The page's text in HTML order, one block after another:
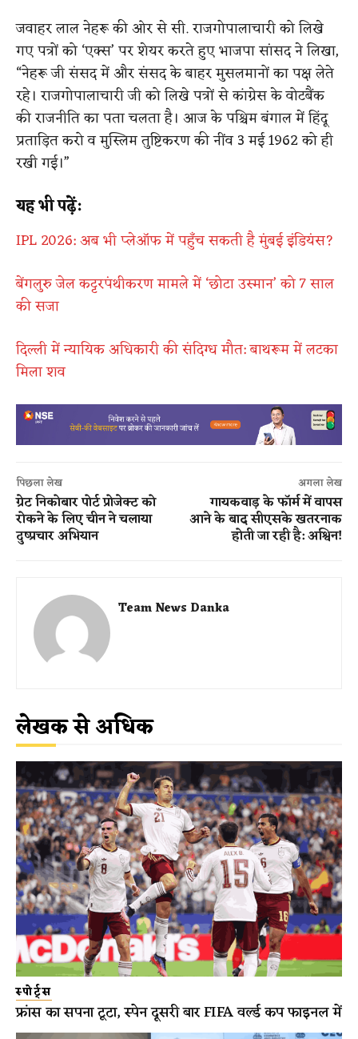
जवाहर लाल नेहरू की ओर से सी. राजगोपालाचारी को लिखे
गए पत्रों को ‘एक्स’ पर शेयर करते हुए भाजपा सांसद ने लिखा,
“नेहरू जी संसद में और संसद के बाहर मुसलमानों का पक्ष लेते
रहे। राजगोपालाचारी जी को लिखे पत्रों से कांग्रेस के वोटबैंक
की राजनीति का पता चलता है। आज के पश्चिम बंगाल में हिंदू
प्रताड़ित करो व मुस्लिम तुष्टिकरण की नींव 3 मई 1962 को ही
रखी गई।”
यह भी पढ़ें:
IPL 2026: अब भी प्लेऑफ में पहुँच सकती है मुंबई इंडियंस?
बेंगलुरु जेल कट्टरपंथीकरण मामले में ‘छोटा उस्मान’ को 7 साल
की सजा
दिल्ली में न्यायिक अधिकारी की संदिग्ध मौत: बाथरूम में लटका
मिला शव
पिछला लेख
ग्रेट निकोबार पोर्ट प्रोजेक्ट को
रोकने के लिए चीन ने चलाया
दुष्प्रचार अभियान
अगला लेख
गायकवाड़ के फॉर्म में वापस
आने के बाद सीएसके खतरनाक
होती जा रही है: अश्विन!
Team News Danka
लेखक से अधिक
स्पोर्ट्स
फ्रांस का सपना टूटा, स्पेन दूसरी बार FIFA वर्ल्ड कप फाइनल में